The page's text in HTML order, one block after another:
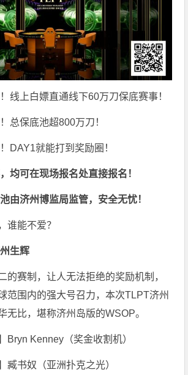
线上白嫖直通线下60万刀保底赛事！
总保底池超800万刀！
DAY1就能打到奖励圈！
均可在现场报名处直接报名！
由济州博监局监管，安全无忧！
谁能不爱？
生辉
的赛制，让人无法拒绝的奖励机制，
范围内的强大号召力，本次TLPT济州
无比，堪称济州岛版的WSOP。
Bryn Kenney（奖金收割机）
臧书奴（亚洲扑克之光）